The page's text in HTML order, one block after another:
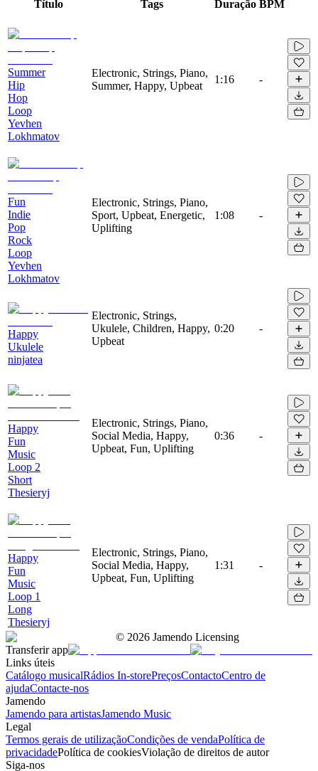
Título Tags Duração BPM
Summer
Hip
Hop
Loop
Yevhen
Lokhmatov
Electronic, Strings, Piano,
Summer, Happy, Upbeat
1:16 -
Fun
Indie
Pop
Rock
Loop
Yevhen
Lokhmatov
Electronic, Strings, Piano,
Sport, Upbeat, Energetic,
Uplifting
1:08 -
Happy
Ukulele
ninjatea
Electronic, Strings,
Ukulele, Children, Happy,
Upbeat
0:20 -
Happy
Fun
Music
Loop 2
Short
Thesieryj
Electronic, Strings, Piano,
Social Media, Happy,
Upbeat, Fun, Uplifting
0:36 -
Happy
Fun
Music
Loop 1
Long
Thesieryj
Electronic, Strings, Piano,
Social Media, Happy,
Upbeat, Fun, Uplifting
1:31 -
© 2026 Jamendo Licensing
Transferir app
Links úteis
Catálogo musicalRádios In-storePreçosContactoCentro de
ajudaContacte-nos
Jamendo
Jamendo para artistasJamendo Music
Legal
Termos gerais de utilizaçãoCondições de vendaPolítica de
privacidadePolítica de cookiesViolação de direitos de autor
Siga-nos